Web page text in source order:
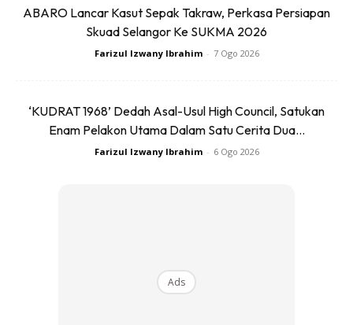
ABARO Lancar Kasut Sepak Takraw, Perkasa Persiapan
Skuad Selangor Ke SUKMA 2026
Farizul Izwany Ibrahim - 7 Ogo 2026
‘KUDRAT 1968’ Dedah Asal-Usul High Council, Satukan
Enam Pelakon Utama Dalam Satu Cerita Dua...
Farizul Izwany Ibrahim - 6 Ogo 2026
Ads